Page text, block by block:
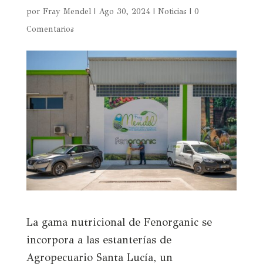
por Fray Mendel| Ago 30, 2024| Noticias | 0
Comentarios
La gama nutricional de Fenorganic se
incorpora a las estanterías de
Agropecuario Santa Lucía, un